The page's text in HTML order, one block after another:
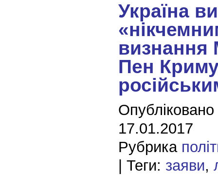
Україна
визнання
Пен
17.01.2017
Рубрика
| Теги: заяви,